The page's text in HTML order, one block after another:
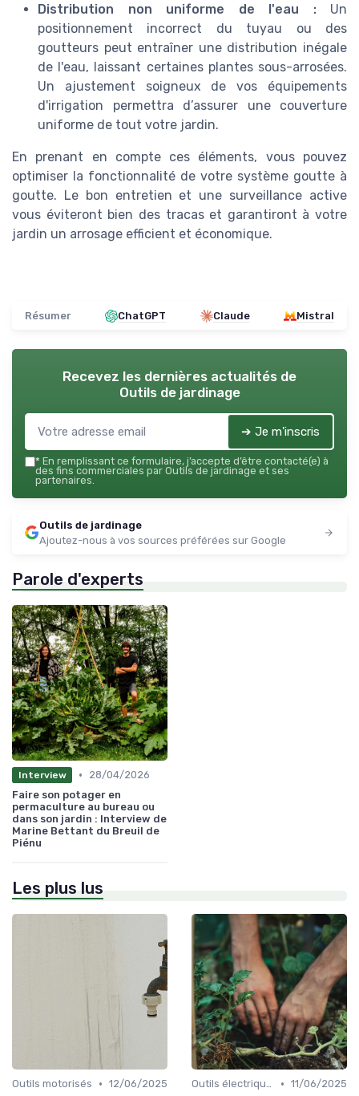
Distribution non uniforme de l'eau :Un
positionnement incorrect du tuyau ou des
goutteurs peut entraîner une distribution inégale
de l'eau, laissant certaines plantes sous-arrosées.
Un ajustement soigneux de vos équipements
d'irrigation permettra d’assurer une couverture
uniforme de tout votre jardin.
En prenant en compte ces éléments, vous pouvez
optimiser la fonctionnalité de votre système goutte à
goutte. Le bon entretien et une surveillance active
vous éviteront bien des tracas et garantiront à votre
jardin un arrosage efficient et économique.
Résumer ChatGPT Claude Mistral
Recevez les dernières actualités de
Outils de jardinage
➔ Je m'inscris
* En remplissant ce formulaire, j’accepte d’être contacté(e) à
des fins commerciales par Outils de jardinage et ses
partenaires.
Outils de jardinage
Ajoutez-nous à vos sources préférées sur Google
Parole d'experts
Interview •
28/04/2026
Faire son potager en
permaculture au bureau ou
dans son jardin : Interview de
Marine Bettant du Breuil de
Piénu
Les plus lus
Outils motorisés • 12/06/2025 Outils électriques • 11/06/2025